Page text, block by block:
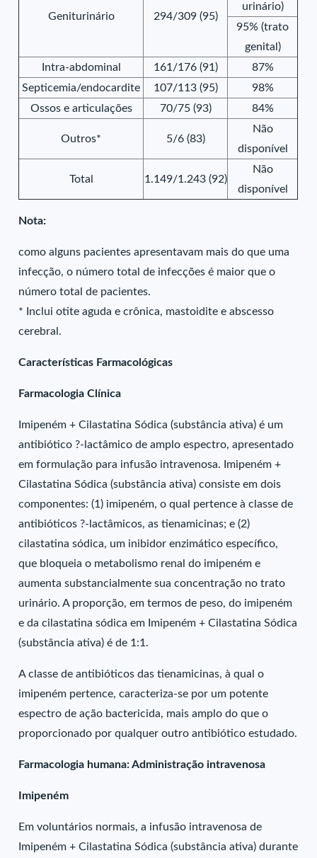
Geniturinário 294/309 (95)
urinário)
95% (trato
genital)
Intra-abdominal
161/176 (91)
87%
Septicemia/endocardite
107/113 (95)
98%
Ossos e articulações
70/75 (93) 84%
Outros* 5/6 (83)
Não
disponível
Total 1.149/1.243 (92)
Não
disponível
Nota:
como alguns pacientes apresentavam mais do que uma
infecção, o número total de infecções é maior que o
número total de pacientes.
* Inclui otite aguda e crônica, mastoidite e abscesso
cerebral.
Características Farmacológicas
Farmacologia Clínica
Imipeném + Cilastatina Sódica (substância ativa) é um
antibiótico ?-lactâmico de amplo espectro, apresentado
em formulação para infusão intravenosa. Imipeném +
Cilastatina Sódica (substância ativa) consiste em dois
componentes: (1) imipeném, o qual pertence à classe de
antibióticos ?-lactâmicos, as tienamicinas; e (2)
cilastatina sódica, um inibidor enzimático específico,
que bloqueia o metabolismo renal do imipeném e
aumenta substancialmente sua concentração no trato
urinário. A proporção, em termos de peso, do imipeném
e da cilastatina sódica em Imipeném + Cilastatina Sódica
(substância ativa) é de 1:1.
A classe de antibióticos das tienamicinas, à qual o
imipeném pertence, caracteriza-se por um potente
espectro de ação bactericida, mais amplo do que o
proporcionado por qualquer outro antibiótico estudado.
Farmacologia humana: Administração intravenosa
Imipeném
Em voluntários normais, a infusão intravenosa de
Imipeném + Cilastatina Sódica (substância ativa) durante